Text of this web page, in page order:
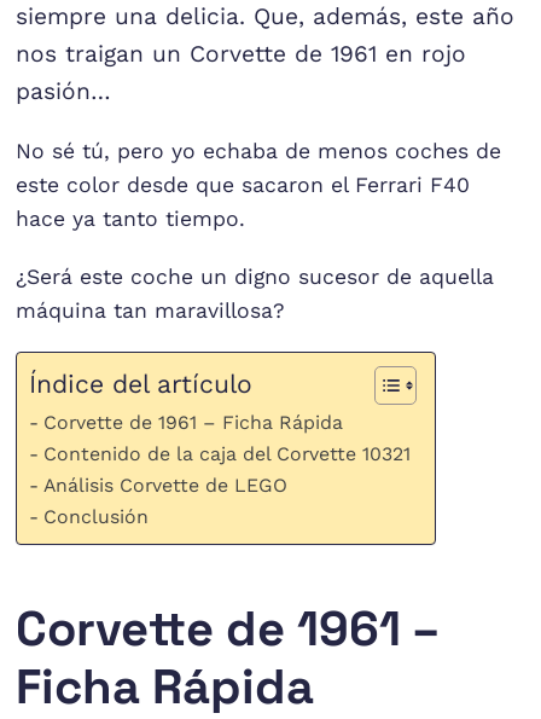
siempre una delicia. Que, además, este año
nos traigan un Corvette de 1961 en rojo
pasión…
No sé tú, pero yo echaba de menos coches de
este color desde que sacaron el Ferrari F40
hace ya tanto tiempo.
¿Será este coche un digno sucesor de aquella
máquina tan maravillosa?
Índice del artículo
Corvette de 1961 – Ficha Rápida
Contenido de la caja del Corvette 10321
Análisis Corvette de LEGO
Conclusión
Corvette de 1961 –
Ficha Rápida